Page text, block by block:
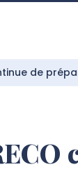
de